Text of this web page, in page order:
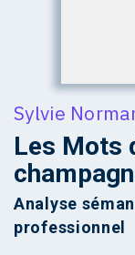
Sylvie
Les Mots
Analyse
professionnel